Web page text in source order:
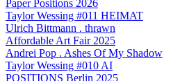
Paper Positions 2026
Taylor Wessing #011 HEIMAT
Ulrich Bittmann . thrawn
Affordable Art Fair 2025
Andrei Pop . Ashes Of My Shadow
Taylor Wessing #010 AI
POSITIONS Berlin 2025